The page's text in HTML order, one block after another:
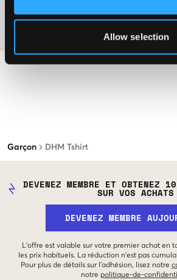
Allow selection
Garçon DHM Tshirt
DEVENEZ MEMBRE ET OBTENEZ
SUR VOS
DEVENEZ MEMBRE
L'offre est valable sur votre premier achat en
les prix habituels. La réduction n'est pas
Pour plus de détails sur l'adhésion, lisez notre
notre politique-de-